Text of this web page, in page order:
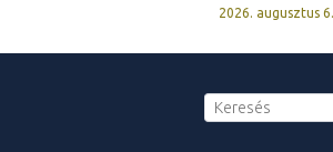
2026. augusztus